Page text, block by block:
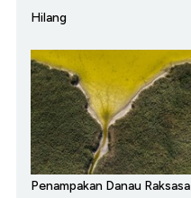
Hilang
Penampakan Danau Raksasa